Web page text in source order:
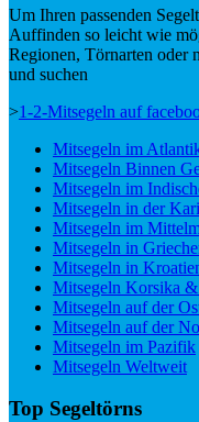
Um Ihren passenden
Auffinden so leicht wie
Regionen, Törnarten oder
und suchen
>1-2-Mitsegeln auf
Mitsegeln im
Mitsegeln Binnen
Mitsegeln im
Mitsegeln in der
Mitsegeln im
Mitsegeln in
Mitsegeln in
Mitsegeln Korsika
Mitsegeln auf der
Mitsegeln auf der
Mitsegeln im Pazifik
Mitsegeln Weltweit
Top Segeltörns